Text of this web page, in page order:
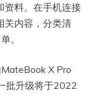
资料。在手机连接
关内容，分类清
。
X Pro
批升级将于2022